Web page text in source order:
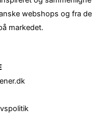
webshops og fra de
markedet.